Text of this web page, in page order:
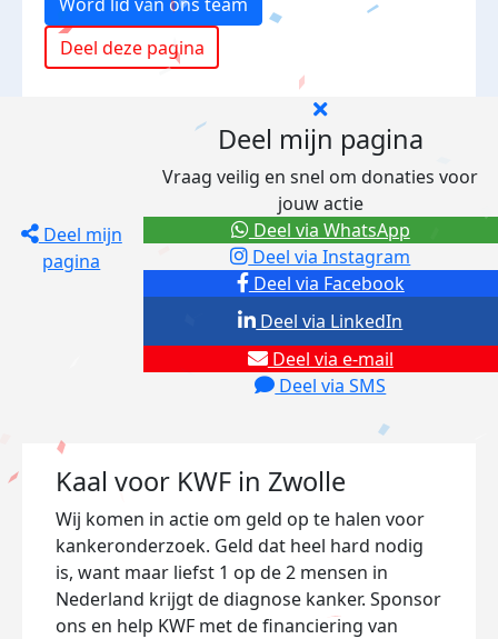
Deel deze pagina
Deel mijn
pagina
Deel mijn pagina
Vraag veilig en snel om donaties voor
jouw actie
Deel via Facebook
Deel via Instagram
Deel via e-mail
Deel via SMS
Deel via LinkedIn
Deel via WhatsApp
Kaal voor KWF in Zwolle
Wij komen in actie om geld op te halen voor
kankeronderzoek. Geld dat heel hard nodig
is, want maar liefst 1 op de 2 mensen in
Nederland krijgt de diagnose kanker. Sponsor
ons en help KWF met de financiering van